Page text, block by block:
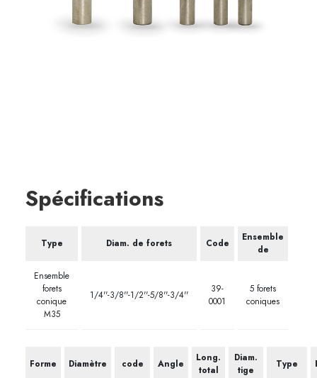
Spécifications
Type Diam. de forets Code
Ensemble
de
Ensemble
forets
conique
M35
1/4''-3/8''-1/2''-5/8''-3/4''
39-
0001
5 forets
coniques
Forme Diamètre code Angle
Long.
total
Diam.
tige
Type